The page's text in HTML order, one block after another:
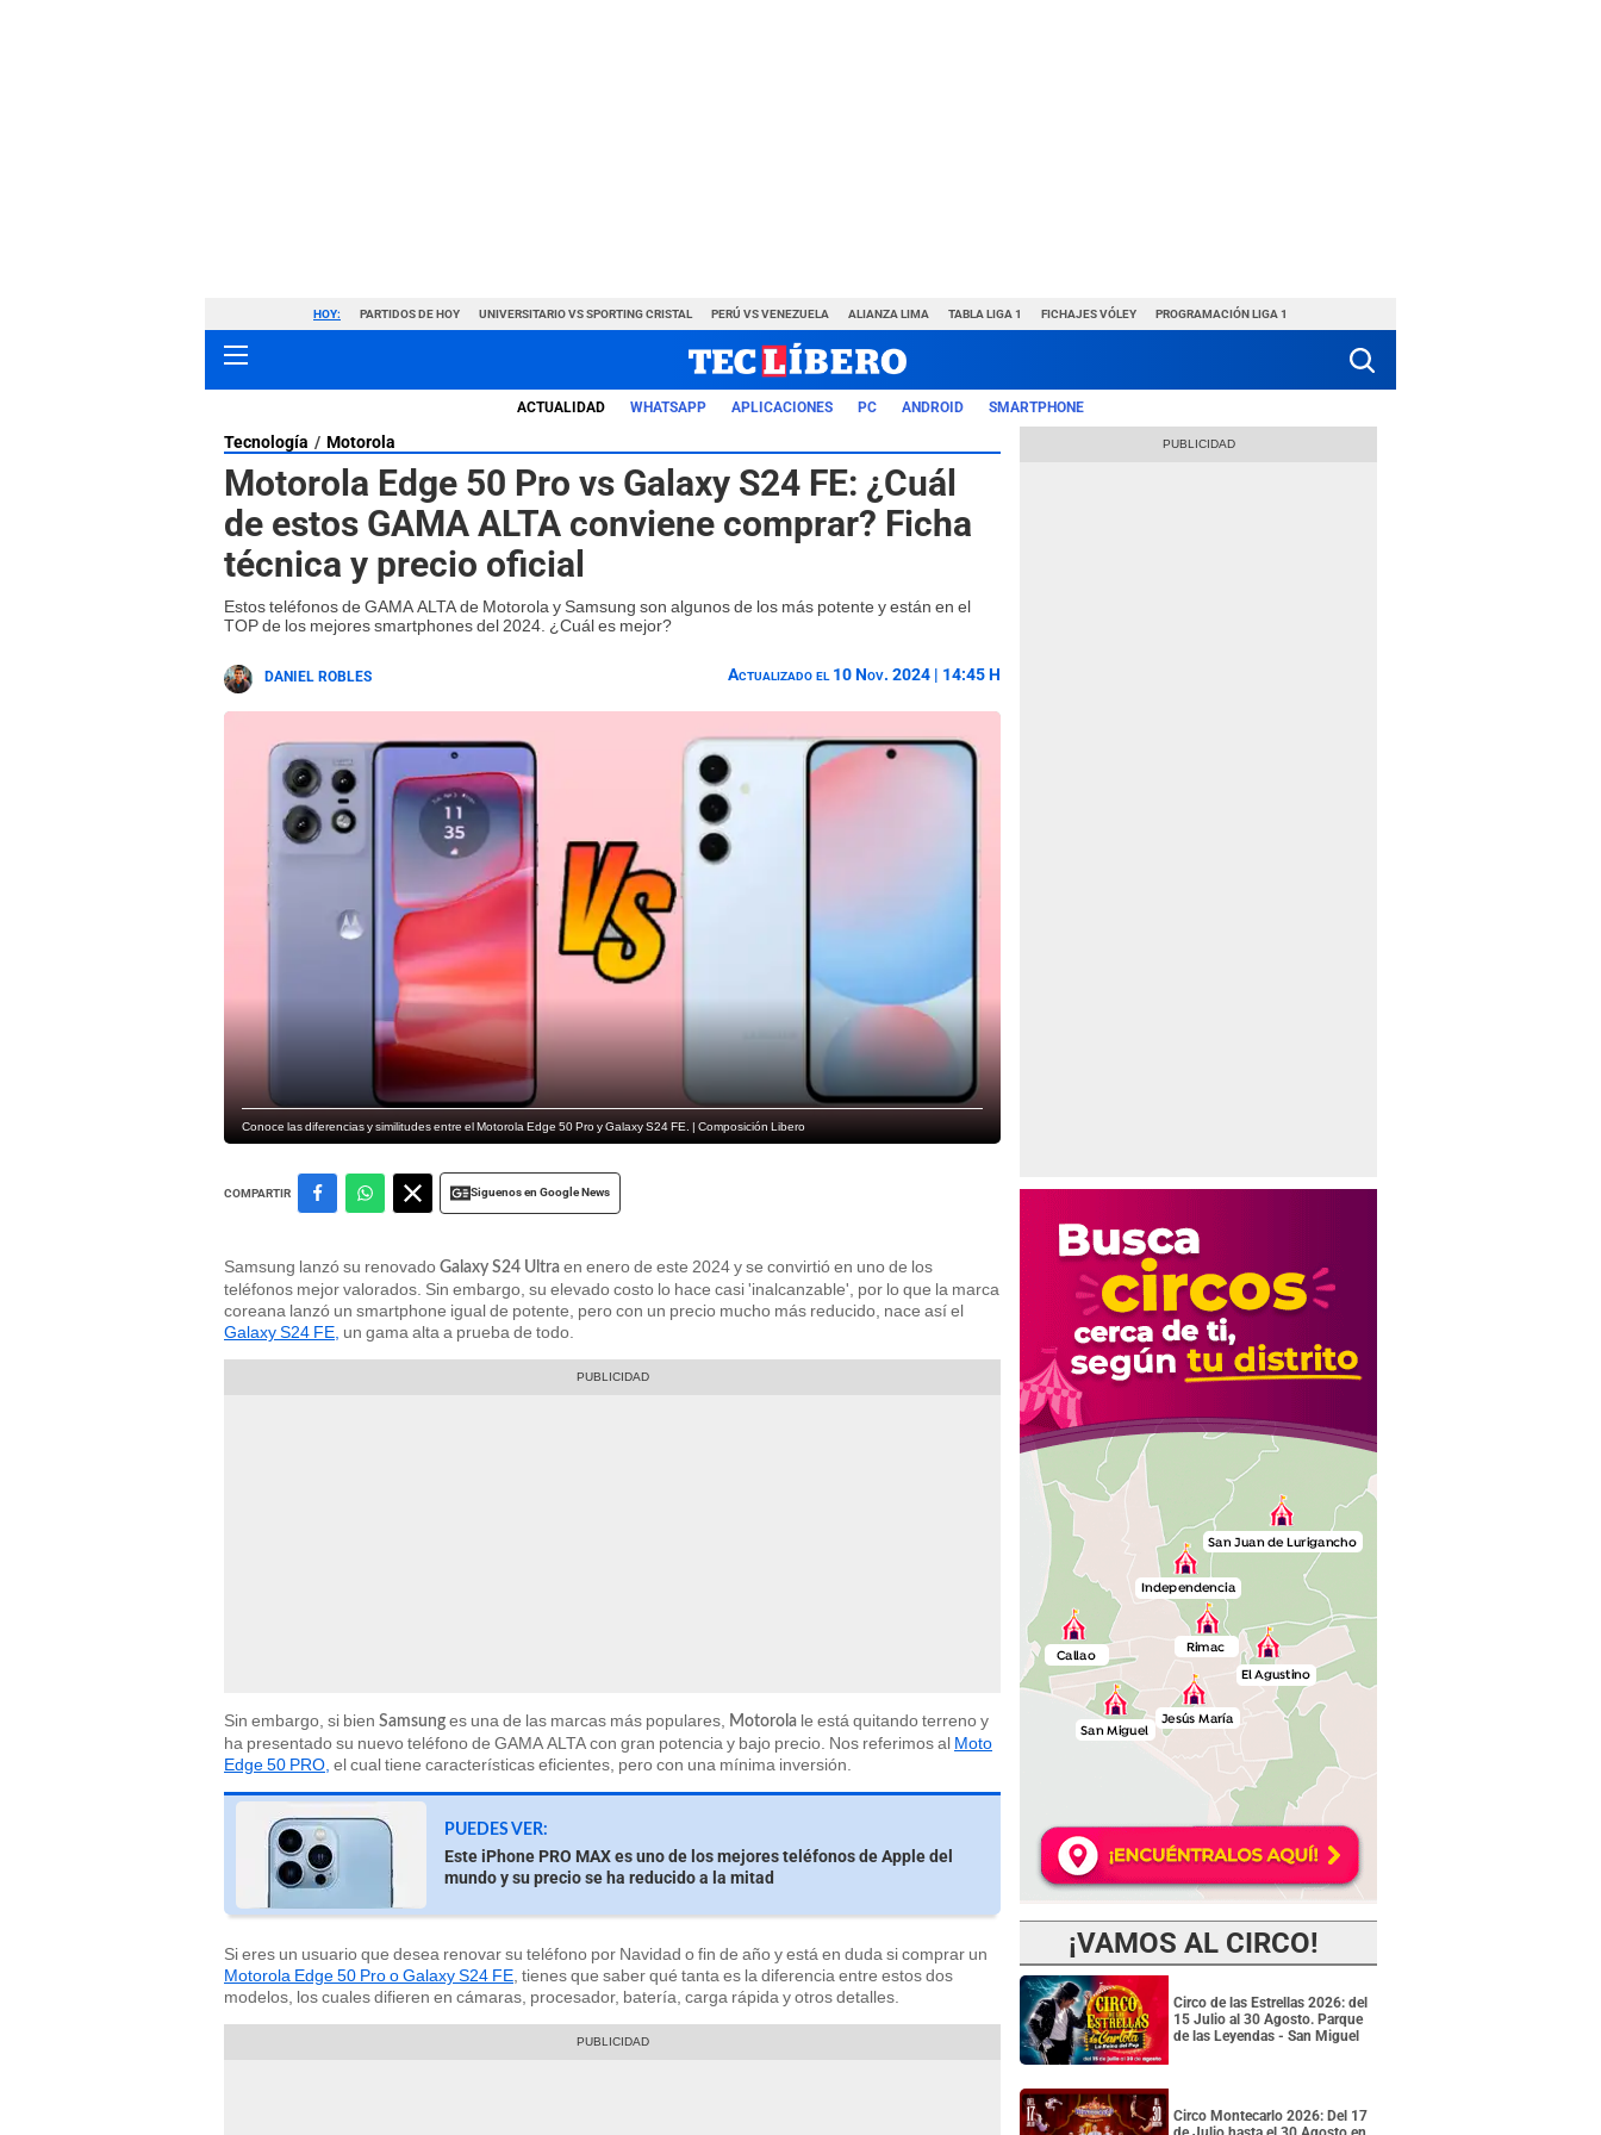
HOY: PARTIDOS DE HOY UNIVERSITARIO VS SPORTING CRISTAL PERÚ VS VENEZUELA ALIANZA LIMA TABLA LIGA 1 FICHAJES VÓLEY PROGRAMACIÓN LIGA 1
ACTUALIDAD WHATSAPP APLICACIONES PC ANDROID SMARTPHONE
Tecnología Motorola
Motorola Edge 50 Pro vs Galaxy S24 FE: ¿Cuál
de estos GAMA ALTA conviene comprar? Ficha
técnica y precio oficial
Estos teléfonos de GAMA ALTA de Motorola y Samsung son algunos de los más potente y están en el
TOP de los mejores smartphones del 2024. ¿Cuál es mejor?
DANIEL ROBLES Actualizado el 10 Nov. 2024 | 14:45 H
Conoce las diferencias y similitudes entre el Motorola Edge 50 Pro y Galaxy S24 FE. | Composición Libero
COMPARTIR Siguenos en Google News
Samsung lanzó su renovado Galaxy S24 Ultra en enero de este 2024 y se convirtió en uno de los
teléfonos mejor valorados. Sin embargo, su elevado costo lo hace casi 'inalcanzable', por lo que la marca
coreana lanzó un smartphone igual de potente, pero con un precio mucho más reducido, nace así el
Galaxy S24 FE, un gama alta a prueba de todo.
Sin embargo, si bien Samsung es una de las marcas más populares, Motorola le está quitando terreno y
ha presentado su nuevo teléfono de GAMA ALTA con gran potencia y bajo precio. Nos referimos al Moto
Edge 50 PRO, el cual tiene características eficientes, pero con una mínima inversión.
PUEDES VER:
Este iPhone PRO MAX es uno de los mejores teléfonos de Apple del
mundo y su precio se ha reducido a la mitad
Si eres un usuario que desea renovar su teléfono por Navidad o fin de año y está en duda si comprar un
Motorola Edge 50 Pro o Galaxy S24 FE , tienes que saber qué tanta es la diferencia entre estos dos
modelos, los cuales difieren en cámaras, procesador, batería, carga rápida y otros detalles.
¡VAMOS AL CIRCO!
Circo de las Estrellas 2026: del
15 Julio al 30 Agosto. Parque
de las Leyendas - San Miguel
Circo Montecarlo 2026: Del 17